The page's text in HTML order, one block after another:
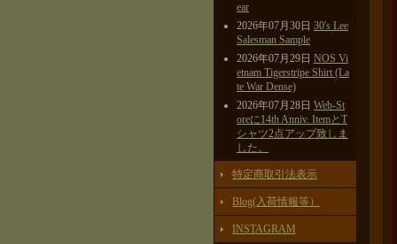
ear
2026年07月30日 30's Lee
Salesman Sample
2026年07月29日 NOS Vi
etnam Tigerstripe Shirt (La
te War Dense)
2026年07月28日 Web-St
oreに14th Anniv. ItemとT
シャツ2点アップ致しま
した。
特定商取引法表示
Blog(入荷情報等）
INSTAGRAM